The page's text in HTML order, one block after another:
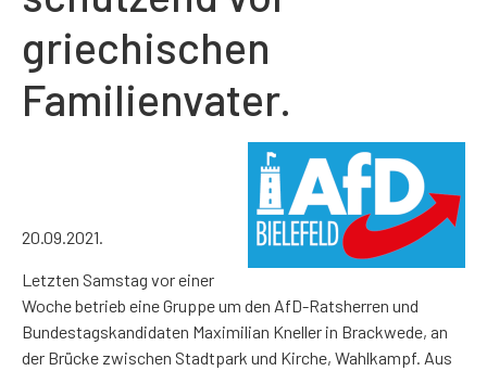
griechischen
Familienvater.
20.09.2021.
Letzten Samstag vor einer
Woche betrieb eine Gruppe um den AfD-Ratsherren und
Bundestagskandidaten Maximilian Kneller in Brackwede, an
der Brücke zwischen Stadtpark und Kirche, Wahlkampf. Aus